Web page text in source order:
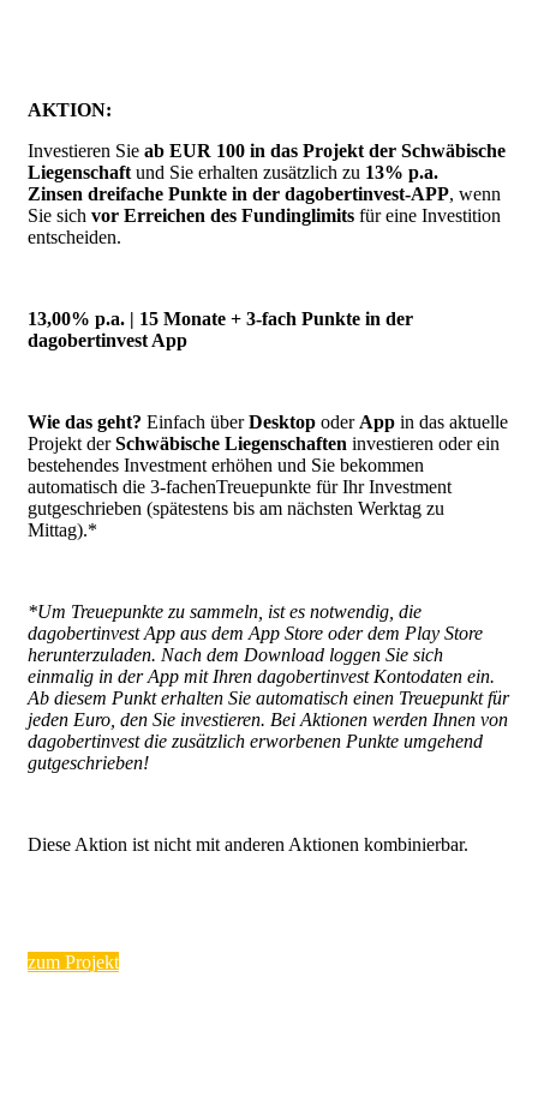
AKTION:
Investieren Sie ab EUR 100 in das Projekt der Schwäbische
Liegenschaft und Sie erhalten zusätzlich zu 13% p.a.
Zinsen dreifache Punkte in der dagobertinvest-APP, wenn
Sie sich vor Erreichen des Fundinglimits für eine Investition
entscheiden.
13,00% p.a. | 15 Monate + 3-fach Punkte in der
dagobertinvest App
Wie das geht? Einfach überDesktop oder App in das aktuelle
Projekt derSchwäbische Liegenschaften investieren oder ein
bestehendes Investment erhöhen und Sie bekommen
automatisch die 3-fachenTreuepunkte für Ihr Investment
gutgeschrieben (spätestens bis am nächsten Werktag zu
Mittag).*
*Um Treuepunkte zu sammeln, ist es notwendig, die
dagobertinvest App aus dem App Store oder dem Play Store
herunterzuladen. Nach dem Download loggen Sie sich
einmalig in der App mit Ihren dagobertinvest Kontodaten ein.
Ab diesem Punkt erhalten Sie automatisch einen Treuepunkt für
jeden Euro, den Sie investieren. Bei Aktionen werden Ihnen von
dagobertinvest die zusätzlich erworbenen Punkte umgehend
gutgeschrieben!
Diese Aktion ist nicht mit anderen Aktionen kombinierbar.
zum Projekt